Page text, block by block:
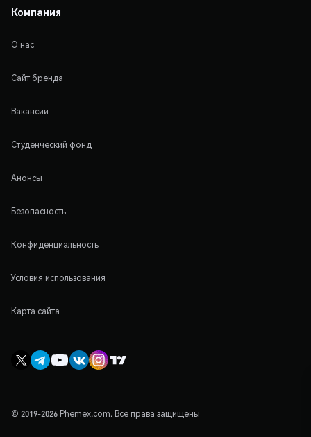
Компания
О нас
Сайт бренда
Вакансии
Студенческий фонд
Анонсы
Безопасность
Конфиденциальность
Условия использования
Карта сайта
© 2019-2026 Phemex.com. Все права защищены